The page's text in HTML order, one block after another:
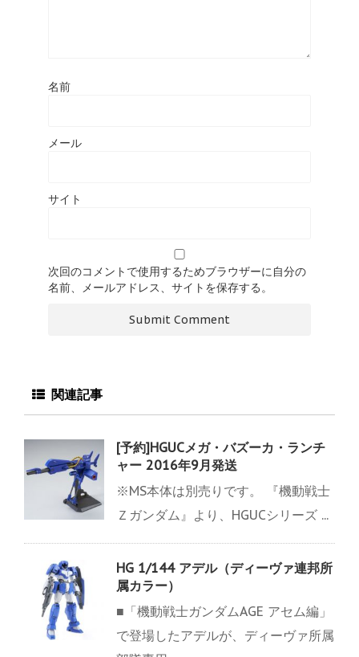
名前
メール
サイト
次回のコメントで使用するためブラウザーに自分の
名前、メールアドレス、サイトを保存する。
関連記事
[予約]HGUCメガ・バズーカ・ランチ
ャー 2016年9月発送
※MS本体は別売りです。 『機動戦士
Ｚガンダム』より、HGUCシリーズ ...
HG 1/144 アデル（ディーヴァ連邦所
属カラー）
■「機動戦士ガンダムAGE アセム編」
で登場したアデルが、ディーヴァ所属